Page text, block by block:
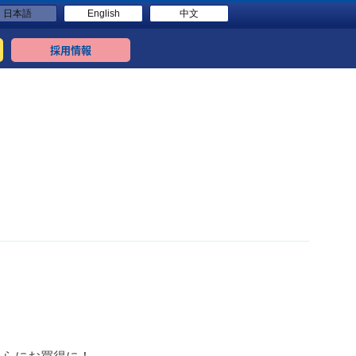
日本語 English 中文
採用情報